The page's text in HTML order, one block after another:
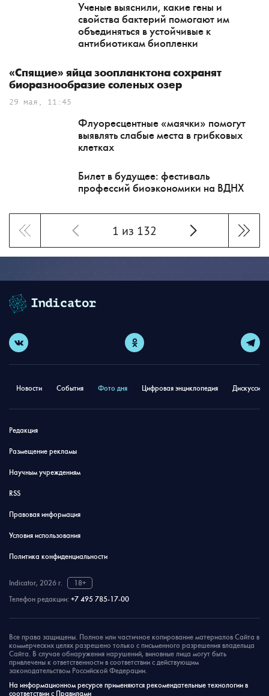
Ученые выяснили, какие гены и
свойства бактерий помогают им
объединяться в устойчивые к
антибиотикам биопленки
«Спящие» яйца зоопланктона сохранят
биоразнообразие соленых озер
29 мая, 11:45
Флуоресцентные «маячки» помогут
выявлять слабые места в грибковых
клетках
Билет в будущее: фестиваль
профессий биоэкономики на ВДНХ
1 из 132
Новости События Фото дня Цифровая энциклопедия
Редакция
Размещение рекламы
Научным учреждениям
RSS
Правовая информация
Условия использования
Политика конфиденциальности
Indicator, 2026 г.
18+
Телефон редакции: +7 495 785-17-00
Все права защищены. Полное или частичное копирование материалов Сайта в
коммерческих целях разрешено только с письменного разрешения владельца
Сайта. В случае обнаружения нарушений, виновные лица могут быть
привлечены к ответственности в соответствии с действующим
законодательством Российской Федерации.
На информационном ресурсе применяются рекомендательные технологии в
соответствии с Правилами